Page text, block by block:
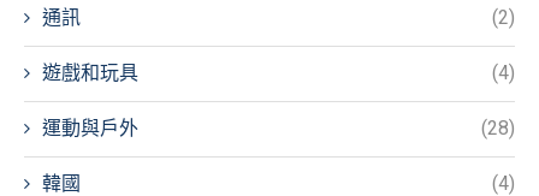
通訊 (2)
遊戲和玩具 (4)
運動與戶外 (28)
韓國 (4)